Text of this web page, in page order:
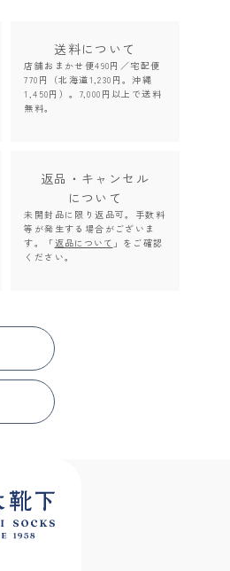
送料について
店舗おまかせ便490円／宅配便
770円（北海道1,230円。沖縄
1,450円）。7,000円以上で送料
無料。
返品・キャンセル
について
未開封品に限り返品可。手数料
等が発生する場合がございま
す。「返品について 」をご確認
ください。